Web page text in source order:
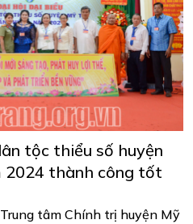
tộc thiểu số huyện
2024 thành công tốt
tâm Chính trị huyện Mỹ